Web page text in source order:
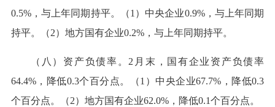
0.5%，与上年同期持平。（1）中央企业0.9%，与上年同期
持平。（2）地方国有企业0.2%，与上年同期持平。
（八）资产负债率。2月末，国有企业资产负债率
64.4%，降低0.3个百分点。（1）中央企业67.7%，降低0.3
个百分点。（2）地方国有企业62.0%，降低0.1个百分点。